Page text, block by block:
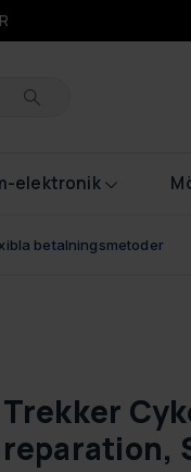
elektronik
betalningsmetoder
Trekker
reparation,